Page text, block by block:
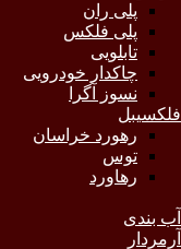
پلی ران
پلی فلکس
تابلویی
چاکدار خودرویی
نسوز آگرا
فلکسیبل
رهورد خراسان
توس
رهاورد
آب بندی
آرمردار